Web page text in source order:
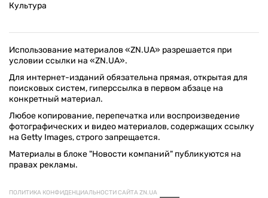
Культура
Использование материалов «ZN.UA» разрешается при
условии ссылки на «ZN.UA».
Для интернет-изданий обязательна прямая, открытая для
поисковых систем, гиперссылка в первом абзаце на
конкретный материал.
Любое копирование, перепечатка или воспроизведение
фотографических и видео материалов, содержащих ссылку
на Getty Images, строго запрещается.
Материалы в блоке "Новости компаний" публикуются на
правах рекламы.
ПОЛИТИКА КОНФИДЕНЦИАЛЬНОСТИ САЙТА ZN.UA